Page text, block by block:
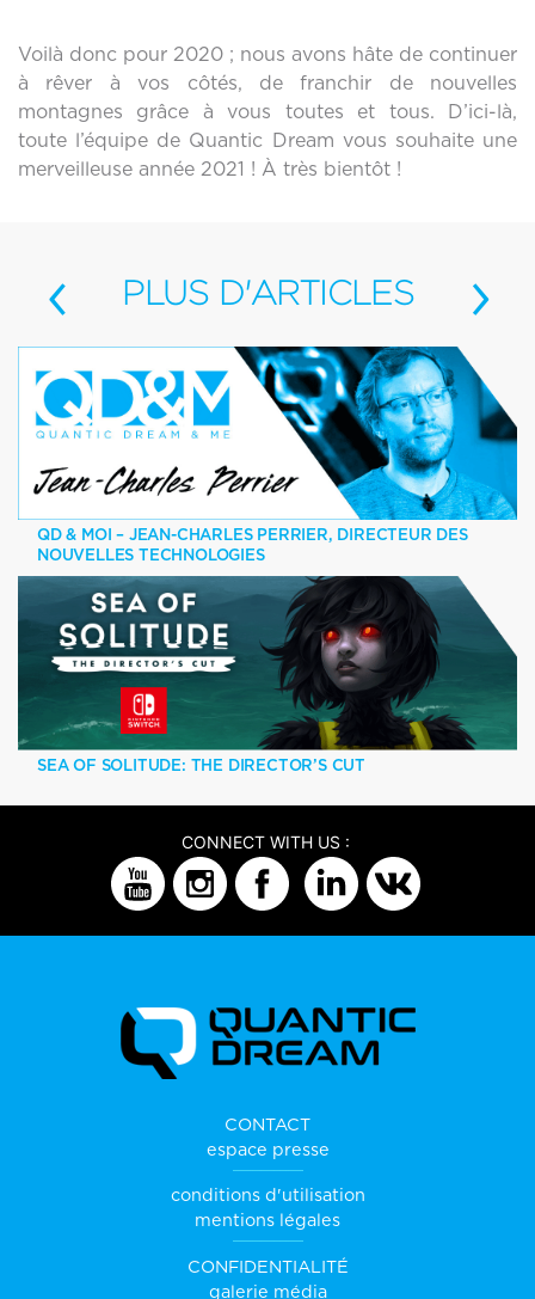
Voilà donc pour 2020 ; nous avons hâte de continuer
à rêver à vos côtés, de franchir de nouvelles
montagnes grâce à vous toutes et tous. D’ici-là,
toute l’équipe de Quantic Dream vous souhaite une
merveilleuse année 2021 ! À très bientôt !
QD & MOI – JEAN-CHARLES PERRIER, DIRECTEUR DES
NOUVELLES TECHNOLOGIES
‹ PLUS D'ARTICLES ›
SEA OF SOLITUDE: THE DIRECTOR’S CUT
CONNECT WITH US :
CONTACT
espace presse
conditions d'utilisation
mentions légales
CONFIDENTIALITÉ
galerie média